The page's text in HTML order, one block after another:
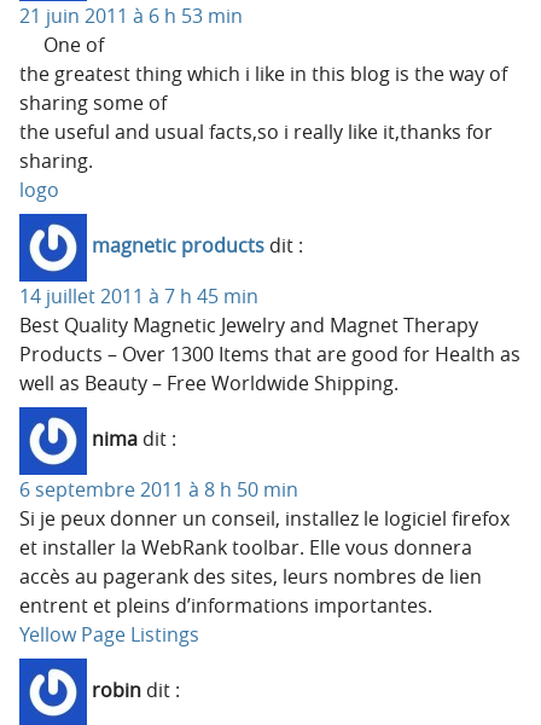
21 juin 2011 à 6 h 53 min
One of
the greatest thing which i like in this blog is the way of
sharing some of
the useful and usual facts,so i really like it,thanks for
sharing.
logo
magnetic products dit :
14 juillet 2011 à 7 h 45 min
Best Quality Magnetic Jewelry and Magnet Therapy
Products – Over 1300 Items that are good for Health as
well as Beauty – Free Worldwide Shipping.
nima dit :
6 septembre 2011 à 8 h 50 min
Si je peux donner un conseil, installez le logiciel firefox
et installer la WebRank toolbar. Elle vous donnera
accès au pagerank des sites, leurs nombres de lien
entrent et pleins d’informations importantes.
Yellow Page Listings
robin dit :